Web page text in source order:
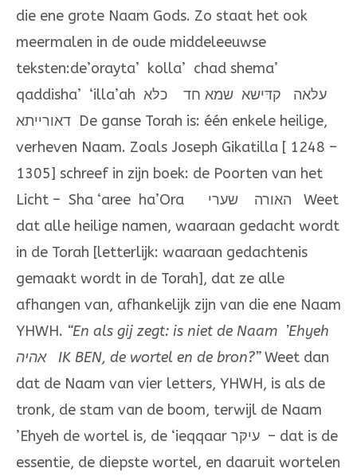
die ene grote Naam Gods. Zo staat het ook
meermalen in de oude middeleeuwse
teksten:de’orayta’ kolla’ chad shema’
qaddisha’ ‘illa’ah עלּאה קדּישא שמא חד כלּא
דאורייתא De ganse Torah is: één enkele heilige,
verheven Naam. Zoals Joseph Gikatilla [ 1248 –
1305] schreef in zijn boek: de Poorten van het
Licht – Sha ‘aree ha’Ora האורה שערי Weet
dat alle heilige namen, waaraan gedacht wordt
in de Torah [letterlijk: waaraan gedachtenis
gemaakt wordt in de Torah], dat ze alle
afhangen van, afhankelijk zijn van die ene Naam
YHWH. “En als gij zegt: is niet de Naam ’Ehyeh
אהיה
IK BEN, de wortel en de bron?”Weet dan
dat de Naam van vier letters, YHWH, is als de
tronk, de stam van de boom, terwijl de Naam
’Ehyeh de wortel is, de ‘ieqqaar עיקּר – dat is de
essentie, de diepste wortel, en daaruit wortelen